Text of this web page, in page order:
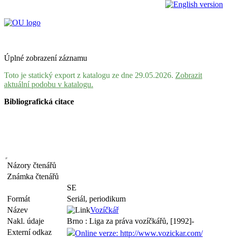
Úplné zobrazení záznamu
Toto je statický export z katalogu ze dne 29.05.2026. Zobrazit
aktuální podobu v katalogu.
Bibliografická citace
Názory čtenářů
Známka čtenářů
SE
Formát
Seriál, periodikum
Název
Vozíčkář
Nakl. údaje
Brno : Liga za práva vozíčkářů, [1992]-
Externí odkaz
Online verze: http://www.vozickar.com/